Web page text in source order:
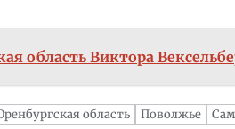
область Виктора
область Поволжье